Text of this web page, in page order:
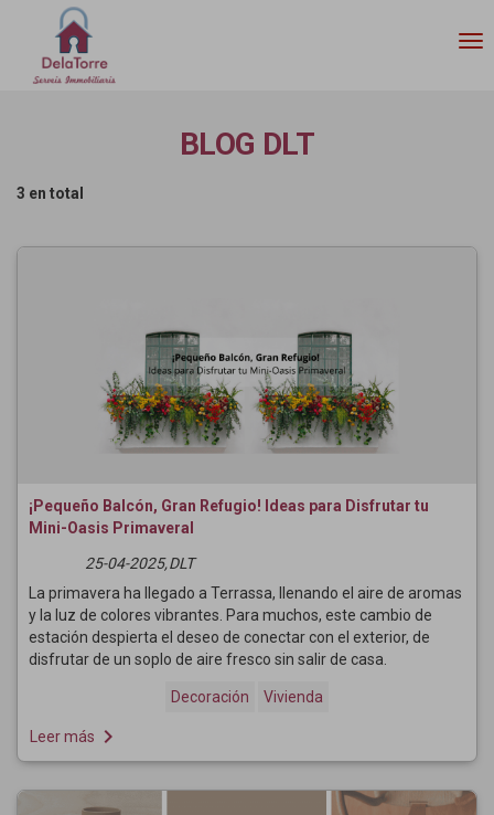
BLOG DLT
3 en total
¡Pequeño Balcón, Gran Refugio! Ideas para Disfrutar tu
Mini-Oasis Primaveral
25-04-2025,DLT
La primavera ha llegado a Terrassa, llenando el aire de aromas
y la luz de colores vibrantes. Para muchos, este cambio de
estación despierta el deseo de conectar con el exterior, de
disfrutar de un soplo de aire fresco sin salir de casa.
Decoración Vivienda
Leer más navigate_next